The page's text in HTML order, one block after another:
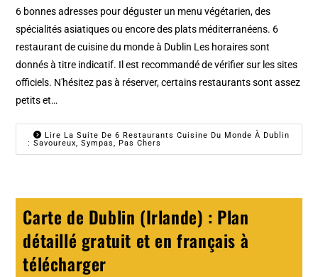
6 bonnes adresses pour déguster un menu végétarien, des
spécialités asiatiques ou encore des plats méditerranéens. 6
restaurant de cuisine du monde à Dublin Les horaires sont
donnés à titre indicatif. Il est recommandé de vérifier sur les sites
officiels. N'hésitez pas à réserver, certains restaurants sont assez
petits et…
Lire La Suite De 6 Restaurants Cuisine Du Monde À Dublin
: Savoureux, Sympas, Pas Chers
Carte de Dublin (Irlande) : Plan
détaillé gratuit et en français à
télécharger